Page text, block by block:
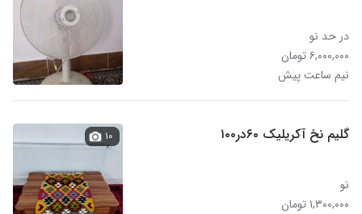
در حد نو
۶,۰۰۰,۰۰۰ تومان
نیم ساعت پیش
گلیم نخ آکریلیک ۶۰در۱۰۰
نو
۱,۳۰۰,۰۰۰ تومان
۱۰